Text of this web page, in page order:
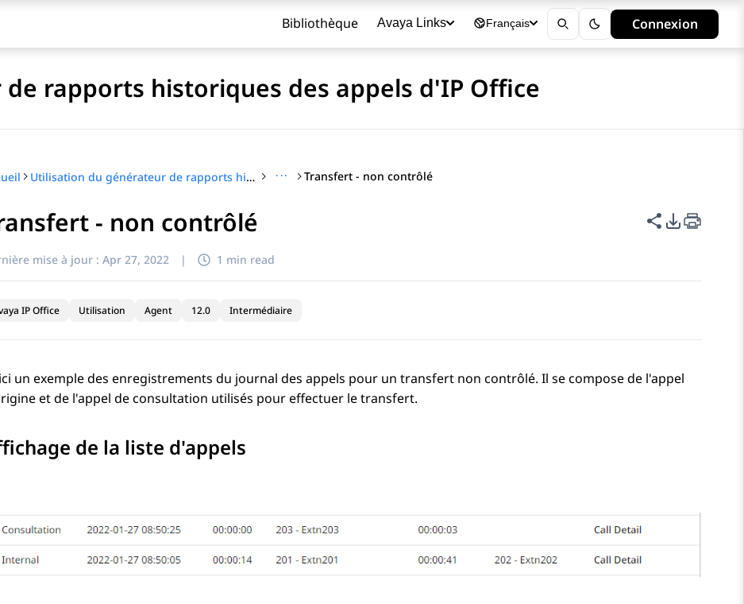
Bibliothèque Avaya Links Français Connexion
rapports historiques des appels d'IP Office
par titre
Utilisation du générateur de rapports historiques des appels d'IP Office ··· Transfert - non contrôlé
- non contrôlé Partager
Options
mise à jour : Apr 27, 2022 | 1 min read
IP Office Utilisation Agent 12.0 Intermédiaire
un exemple des enregistrements du journal des appels pour un transfert non contrôlé. Il se compose de l'appel
et de l'appel de consultation utilisés pour effectuer le transfert.
de la liste d'appels